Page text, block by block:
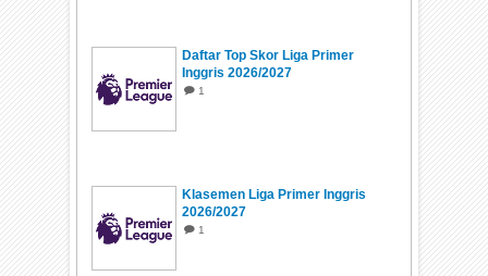
Daftar Top Skor Liga Primer
Inggris 2026/2027
1
Klasemen Liga Primer Inggris
2026/2027
1